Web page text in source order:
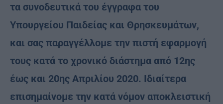
τα συνοδευτικά του έγγραφα του
Υπουργείου Παιδείας και Θρησκευμάτων,
και σας παραγγέλλομε την πιστή εφαρμογή
τους κατά το χρονικό διάστημα από 12ης
έως και 20ης Απριλίου 2020. Ιδιαίτερα
επισημαίνομε την κατά νόμον αποκλειστική